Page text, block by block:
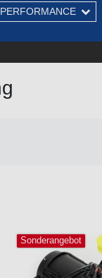
Sonderangebot